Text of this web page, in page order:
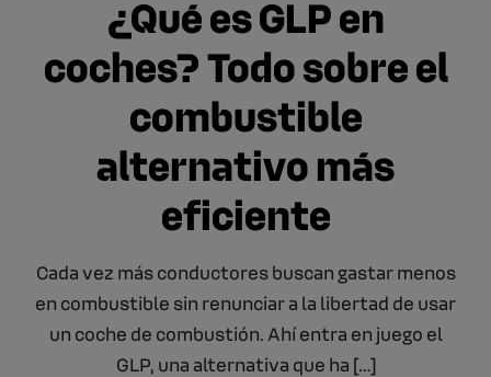
¿Qué es GLP en
coches? Todo sobre el
combustible
alternativo más
eficiente
Cada vez más conductores buscan gastar menos
en combustible sin renunciar a la libertad de usar
un coche de combustión. Ahí entra en juego el
GLP, una alternativa que ha […]